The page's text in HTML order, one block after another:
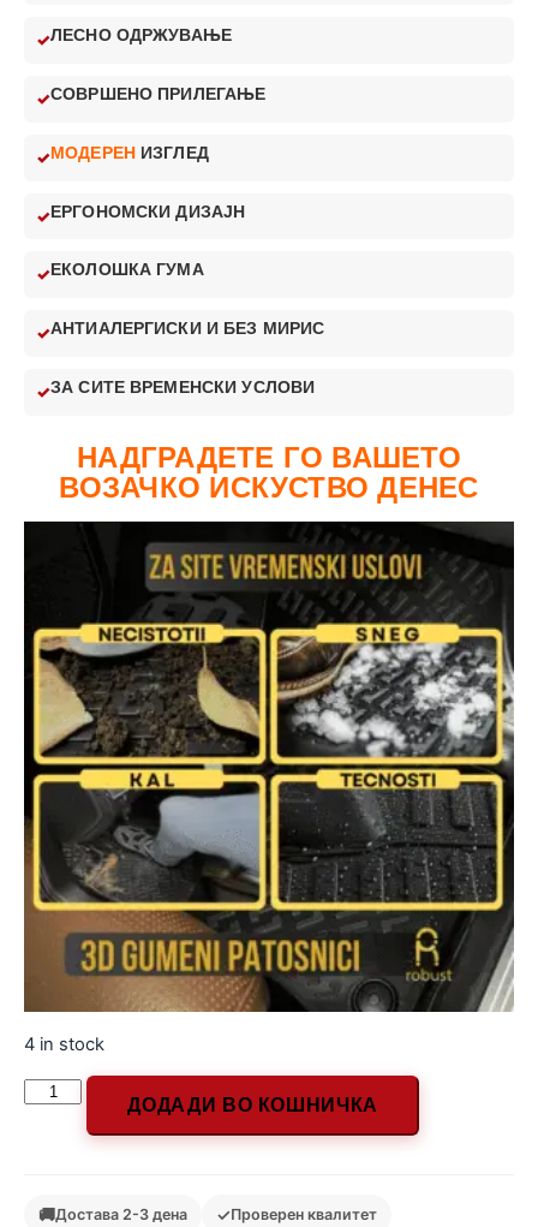
ЛЕСНО ОДРЖУВАЊЕ
СОВРШЕНО ПРИЛЕГАЊЕ
МОДЕРЕН ИЗГЛЕД
ЕРГОНОМСКИ ДИЗАЈН
ЕКОЛОШКА ГУМА
АНТИАЛЕРГИСКИ И БЕЗ МИРИС
ЗА СИТЕ ВРЕМЕНСКИ УСЛОВИ
НАДГРАДЕТЕ ГО ВАШЕТО
ВОЗАЧКО ИСКУСТВО ДЕНЕС
4 in stock
ДОДАДИ ВО КОШНИЧКА
🚚Достава 2-3 дена ✓Проверен квалитет